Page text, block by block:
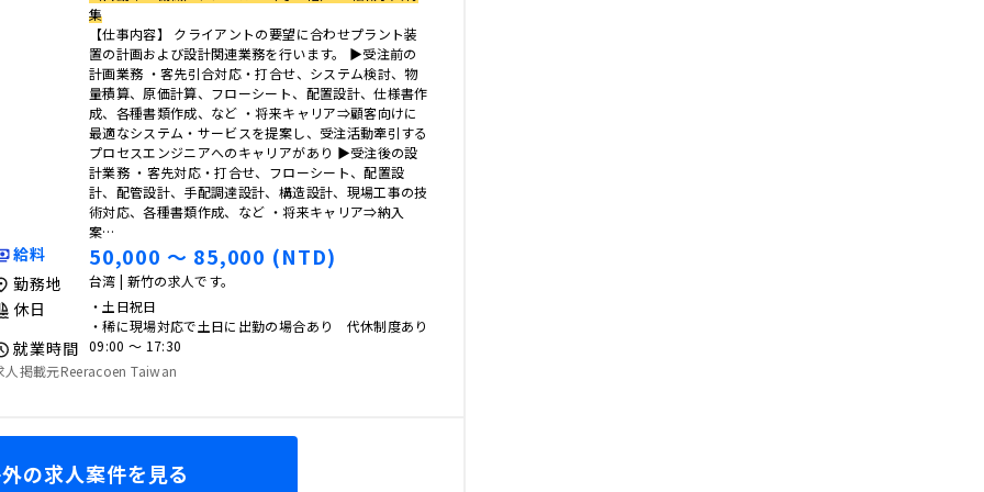
集
【仕事内容】 クライアントの要望に合わせプラント装
置の計画および設計関連業務を行います。 ▶受注前の
計画業務 ・客先引合対応・打合せ、システム検討、物
量積算、原価計算、フローシート、配置設計、仕様書作
成、各種書類作成、など ・将来キャリア⇒顧客向けに
最適なシステム・サービスを提案し、受注活動牽引する
プロセスエンジニアへのキャリアがあり ▶受注後の設
計業務 ・客先対応・打合せ、フローシート、配置設
計、配管設計、手配調達設計、構造設計、現場工事の技
術対応、各種書類作成、など ・将来キャリア⇒納入
案…
給料 50,000 〜 85,000 (NTD)
勤務地 台湾 | 新竹の求人です。
休日
・土日祝日
・稀に現場対応で土日に出勤の場合あり 代休制度あり
就業時間 09:00 〜 17:30
人掲載元Reeracoen Taiwan
の求人案件を見る